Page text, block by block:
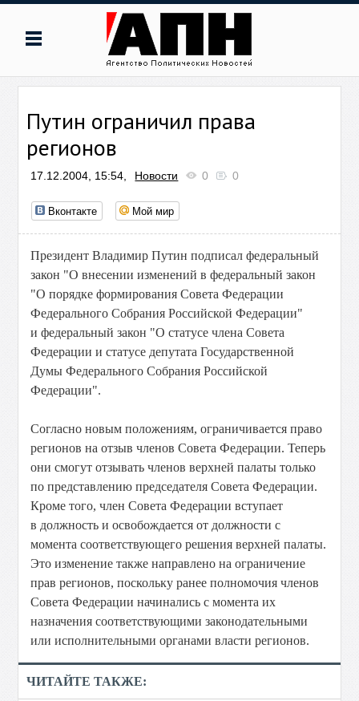
Путин ограничил права
регионов
17.12.2004, 15:54, Новости 0 0
Вконтакте Мой мир
Президент Владимир Путин подписал федеральный
закон "О внесении изменений в федеральный закон
"О порядке формирования Совета Федерации
Федерального Собрания Российской Федерации"
и федеральный закон "О статусе члена Совета
Федерации и статусе депутата Государственной
Думы Федерального Собрания Российской
Федерации".
Согласно новым положениям, ограничивается право
регионов на отзыв членов Совета Федерации. Теперь
они смогут отзывать членов верхней палаты только
по представлению председателя Совета Федерации.
Кроме того, член Совета Федерации вступает
в должность и освобождается от должности с
момента соответствующего решения верхней палаты.
Это изменение также направлено на ограничение
прав регионов, поскольку ранее полномочия членов
Совета Федерации начинались с момента их
назначения соответствующими законодательными
или исполнительными органами власти регионов.
ЧИТАЙТЕ ТАКЖЕ: